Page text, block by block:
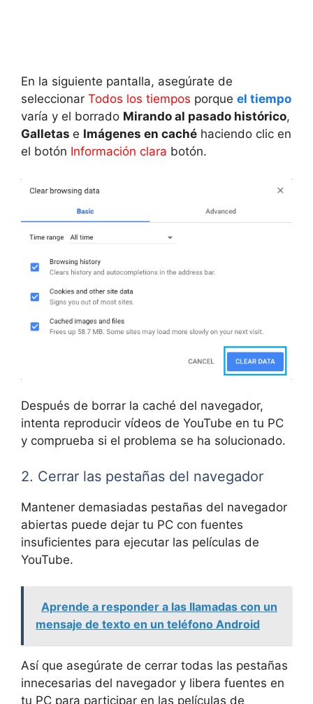
En la siguiente pantalla, asegúrate de
seleccionar Todos los tiempos porque el tiempo
varía y el borrado Mirando al pasado histórico,
Galletas e Imágenes en caché haciendo clic en
el botón Información clara botón.
Después de borrar la caché del navegador,
intenta reproducir vídeos de YouTube en tu PC
y comprueba si el problema se ha solucionado.
2. Cerrar las pestañas del navegador
Mantener demasiadas pestañas del navegador
abiertas puede dejar tu PC con fuentes
insuficientes para ejecutar las películas de
YouTube.
Aprende a responder a las llamadas con un
mensaje de texto en un teléfono Android
Así que asegúrate de cerrar todas las pestañas
innecesarias del navegador y libera fuentes en
tu PC para participar en las películas de